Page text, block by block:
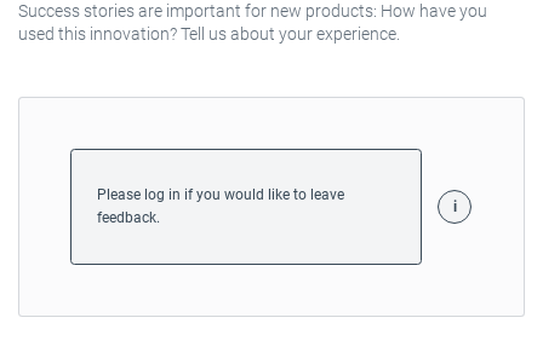
Success stories are important for new products: How have you
used this innovation? Tell us about your experience.
Please log in if you would like to leave
feedback.